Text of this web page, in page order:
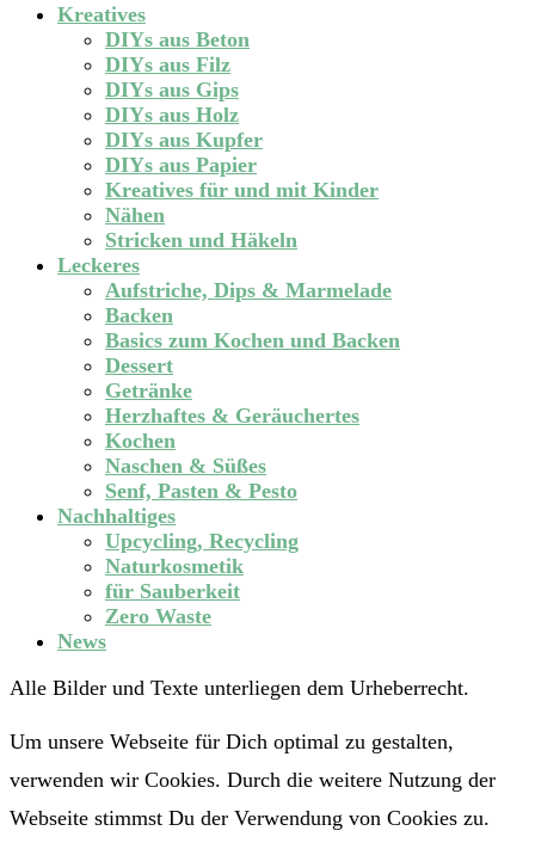
Kreatives
DIYs aus Beton
DIYs aus Filz
DIYs aus Gips
DIYs aus Holz
DIYs aus Kupfer
DIYs aus Papier
Kreatives für und mit Kinder
Nähen
Stricken und Häkeln
Leckeres
Aufstriche, Dips & Marmelade
Backen
Basics zum Kochen und Backen
Dessert
Getränke
Herzhaftes & Geräuchertes
Kochen
Naschen & Süßes
Senf, Pasten & Pesto
Nachhaltiges
Upcycling, Recycling
Naturkosmetik
für Sauberkeit
Zero Waste
News
Alle Bilder und Texte unterliegen dem Urheberrecht.
Um unsere Webseite für Dich optimal zu gestalten,
verwenden wir Cookies. Durch die weitere Nutzung der
Webseite stimmst Du der Verwendung von Cookies zu.